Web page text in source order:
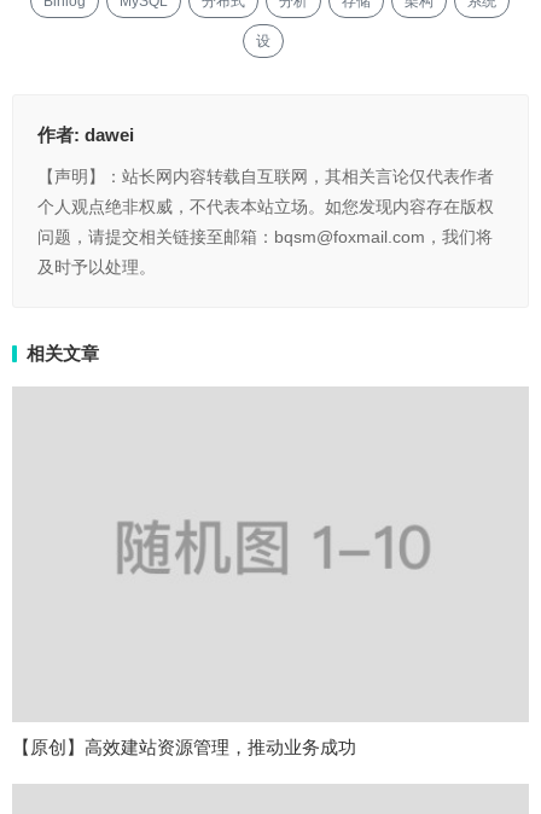
设
作者: dawei
【声明】：站长网内容转载自互联网，其相关言论仅代表作者
个人观点绝非权威，不代表本站立场。如您发现内容存在版权
问题，请提交相关链接至邮箱：bqsm@foxmail.com，我们将
及时予以处理。
相关文章
【原创】高效建站资源管理，推动业务成功